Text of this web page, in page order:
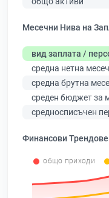
Месечни Нива на
вид заплата /
средна нетна
средна брутна
среден бюджет за
средносписъчен
Финансови Трендове
общо приходи